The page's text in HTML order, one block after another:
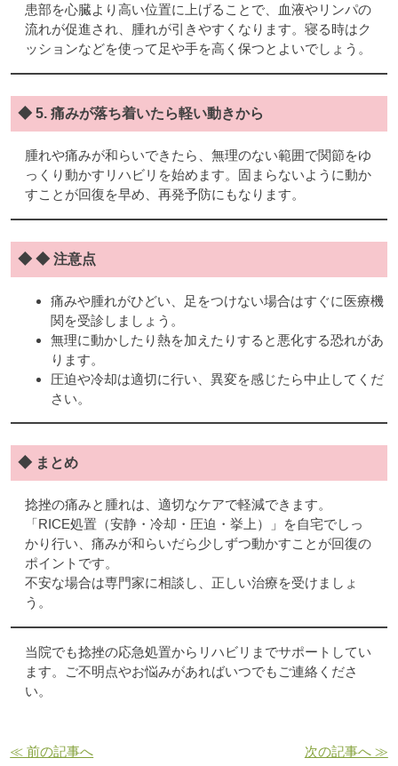
患部を心臓より高い位置に上げることで、血液やリンパの
流れが促進され、腫れが引きやすくなります。寝る時はク
ッションなどを使って足や手を高く保つとよいでしょう。
◆ 5. 痛みが落ち着いたら軽い動きから
腫れや痛みが和らいできたら、無理のない範囲で関節をゆ
っくり動かすリハビリを始めます。固まらないように動か
すことが回復を早め、再発予防にもなります。
◆ ◆ 注意点
痛みや腫れがひどい、足をつけない場合はすぐに医療機
関を受診しましょう。
無理に動かしたり熱を加えたりすると悪化する恐れがあ
ります。
圧迫や冷却は適切に行い、異変を感じたら中止してくだ
さい。
◆ まとめ
捻挫の痛みと腫れは、適切なケアで軽減できます。
「RICE処置（安静・冷却・圧迫・挙上）」を自宅でしっ
かり行い、痛みが和らいだら少しずつ動かすことが回復の
ポイントです。
不安な場合は専門家に相談し、正しい治療を受けましょ
う。
当院でも捻挫の応急処置からリハビリまでサポートしてい
ます。ご不明点やお悩みがあればいつでもご連絡くださ
い。
≪ 前の記事へ 次の記事へ ≫